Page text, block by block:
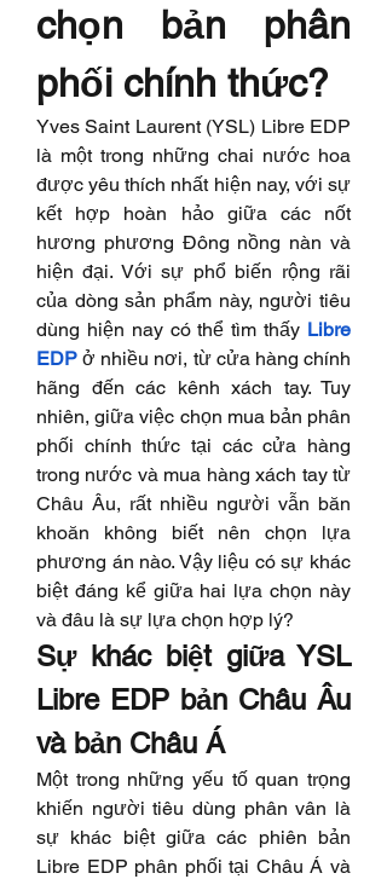
chọn bản phân
phối chính thức?
Yves Saint Laurent (YSL) Libre EDP
là một trong những chai nước hoa
được yêu thích nhất hiện nay, với sự
kết hợp hoàn hảo giữa các nốt
hương phương Đông nồng nàn và
hiện đại. Với sự phổ biến rộng rãi
của dòng sản phẩm này, người tiêu
dùng hiện nay có thể tìm thấy Libre
EDP ở nhiều nơi, từ cửa hàng chính
hãng đến các kênh xách tay. Tuy
nhiên, giữa việc chọn mua bản phân
phối chính thức tại các cửa hàng
trong nước và mua hàng xách tay từ
Châu Âu, rất nhiều người vẫn băn
khoăn không biết nên chọn lựa
phương án nào. Vậy liệu có sự khác
biệt đáng kể giữa hai lựa chọn này
và đâu là sự lựa chọn hợp lý?
Sự khác biệt giữa YSL
Libre EDP bản Châu Âu
và bản Châu Á
Một trong những yếu tố quan trọng
khiến người tiêu dùng phân vân là
sự khác biệt giữa các phiên bản
Libre EDP phân phối tại Châu Á và